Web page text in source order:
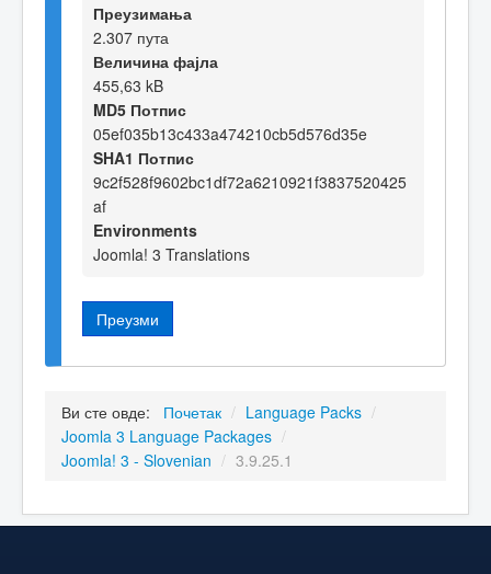
Преузимања
2.307 пута
Величина фајла
455,63 kB
MD5 Потпис
05ef035b13c433a474210cb5d576d35e
SHA1 Потпис
9c2f528f9602bc1df72a6210921f3837520425
af
Environments
Joomla! 3 Translations
Преузми
Ви сте овде: Почетак / Language Packs /
Joomla 3 Language Packages /
Joomla! 3 - Slovenian / 3.9.25.1